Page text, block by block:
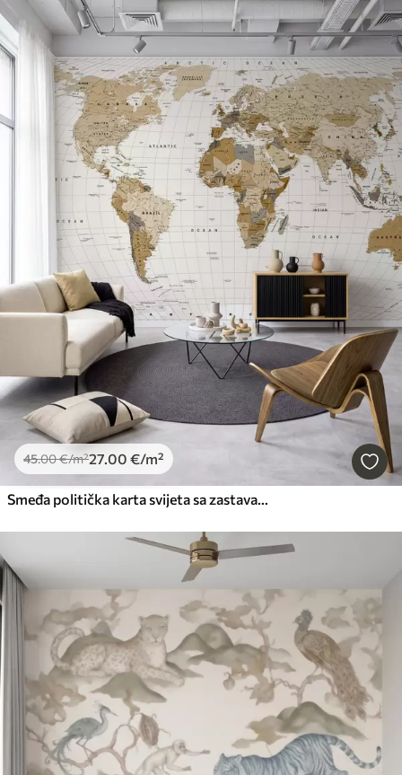
45.00€/m²27.00 €/m²
Smeđa politička karta svijeta sa zastavama na engleskom jeziku